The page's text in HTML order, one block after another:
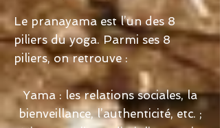
Le pranayama est l’un des 8
piliers du yoga. Parmi ses 8
piliers, on retrouve :
Yama : les relations sociales, la
bienveillance, l’authenticité, etc. ;